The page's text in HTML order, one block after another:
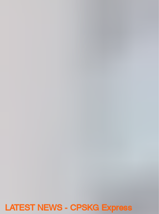
LATEST NEWS - CPSKG Express